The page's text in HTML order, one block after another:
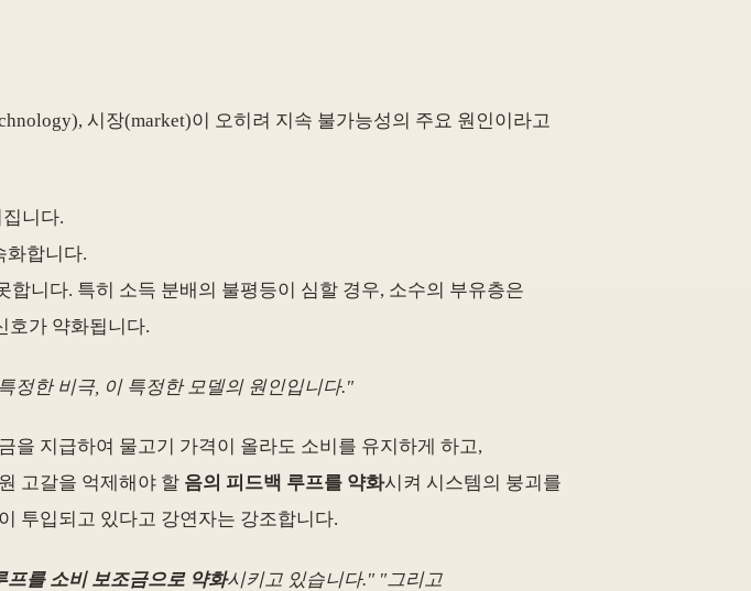
시장(market)이 오히려 지속 불가능성의 주요 원인이라고
니다.
화합니다.
니다. 특히 소득 분배의 불평등이 심할 경우, 소수의 부유층은
호가 약화됩니다.
정한 비극, 이 특정한 모델의 원인입니다."
을 지급하여 물고기 가격이 올라도 소비를 유지하게 하고,
고갈을 억제해야 할 음의 피드백 루프를 약화시켜 시스템의 붕괴를
투입되고 있다고 강연자는 강조합니다.
프를 소비 보조금으로 약화시키고 있습니다." "그리고